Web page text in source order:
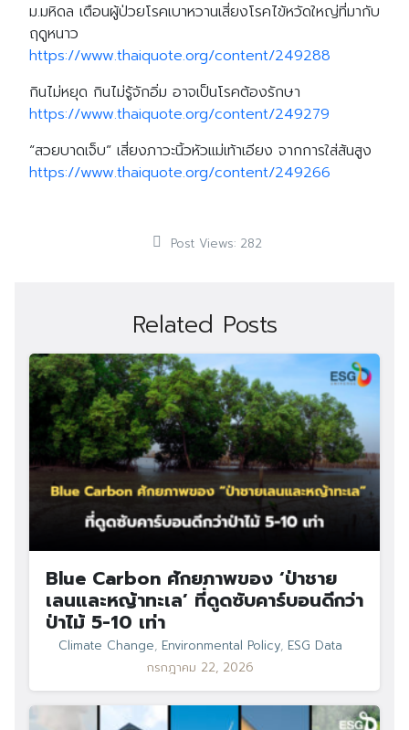
ม.มหิดล เตือนผู้ป่วยโรคเบาหวานเสี่ยงโรคไข้หวัดใหญ่ที่มากับ
ฤดูหนาว
https://www.thaiquote.org/content/249288
กินไม่หยุด กินไม่รู้จักอิ่ม อาจเป็นโรคต้องรักษา
https://www.thaiquote.org/content/249279
“สวยบาดเจ็บ” เสี่ยงภาวะนิ้วหัวแม่เท้าเอียง จากการใส่ส้นสูง
https://www.thaiquote.org/content/249266
Post Views: 282
Related Posts
Blue Carbon ศักยภาพของ ‘ป่าชาย
เลนและหญ้าทะเล’ ที่ดูดซับคาร์บอนดีกว่า
ป่าไม้ 5-10 เท่า
Climate Change, Environmental Policy, ESG Data
กรกฎาคม 22, 2026